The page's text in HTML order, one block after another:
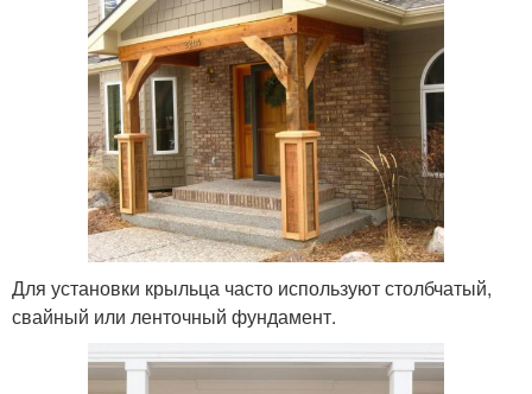
Для установки крыльца часто используют столбчатый,
свайный или ленточный фундамент.